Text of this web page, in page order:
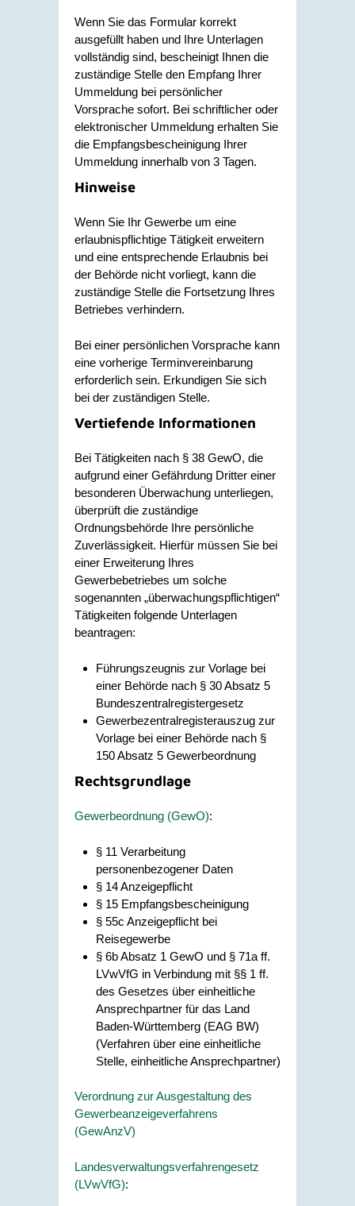
Wenn Sie das Formular korrekt
ausgefüllt haben und Ihre Unterlagen
vollständig sind, bescheinigt Ihnen die
zuständige Stelle den Empfang Ihrer
Ummeldung bei persönlicher
Vorsprache sofort. Bei schriftlicher oder
elektronischer Ummeldung erhalten Sie
die Empfangsbescheinigung Ihrer
Ummeldung innerhalb von 3 Tagen.
Hinweise
Wenn Sie Ihr Gewerbe um eine
erlaubnispflichtige Tätigkeit erweitern
und eine entsprechende Erlaubnis bei
der Behörde nicht vorliegt, kann die
zuständige Stelle die Fortsetzung Ihres
Betriebes verhindern.
Bei einer persönlichen Vorsprache kann
eine vorherige Terminvereinbarung
erforderlich sein. Erkundigen Sie sich
bei der zuständigen Stelle.
Vertiefende Informationen
Bei Tätigkeiten nach § 38 GewO, die
aufgrund einer Gefährdung Dritter einer
besonderen Überwachung unterliegen,
überprüft die zuständige
Ordnungsbehörde Ihre persönliche
Zuverlässigkeit. Hierfür müssen Sie bei
einer Erweiterung Ihres
Gewerbebetriebes um solche
sogenannten „überwachungspflichtigen“
Tätigkeiten folgende Unterlagen
beantragen:
Führungszeugnis zur Vorlage bei
einer Behörde nach § 30 Absatz 5
Bundeszentralregistergesetz
Gewerbezentralregisterauszug zur
Vorlage bei einer Behörde nach §
150 Absatz 5 Gewerbeordnung
Rechtsgrundlage
Gewerbeordnung (GewO):
§ 11 Verarbeitung
personenbezogener Daten
§ 14 Anzeigepflicht
§ 15 Empfangsbescheinigung
§ 55c Anzeigepflicht bei
Reisegewerbe
§ 6b Absatz 1 GewO und § 71a ff.
LVwVfG in Verbindung mit §§ 1 ff.
des Gesetzes über einheitliche
Ansprechpartner für das Land
Baden-Württemberg (EAG BW)
(Verfahren über eine einheitliche
Stelle, einheitliche Ansprechpartner)
Verordnung zur Ausgestaltung des
Gewerbeanzeigeverfahrens
(GewAnzV)
Landesverwaltungsverfahrengesetz
(LVwVfG):